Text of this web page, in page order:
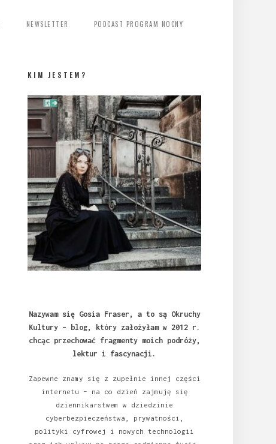
NEWSLETTER PODCAST PROGRAM NOCNY
KIM JESTEM?
Nazywam się Gosia Fraser, a to są Okruchy
Kultury – blog, który założyłam w 2012 r.
chcąc przechować fragmenty moich podróży,
lektur i fascynacji.
Zapewne znamy się z zupełnie innej części
internetu – na co dzień zajmuję się
dziennikarstwem w dziedzinie
cyberbezpieczeństwa, prywatności,
polityki cyfrowej i nowych technologii